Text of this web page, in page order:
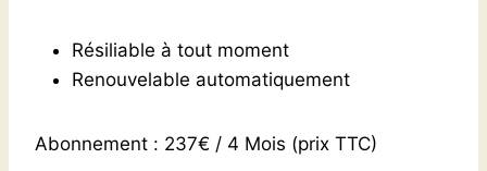
Résiliable à tout moment
Renouvelable automatiquement
Abonnement : 237€ / 4 Mois (prix TTC)